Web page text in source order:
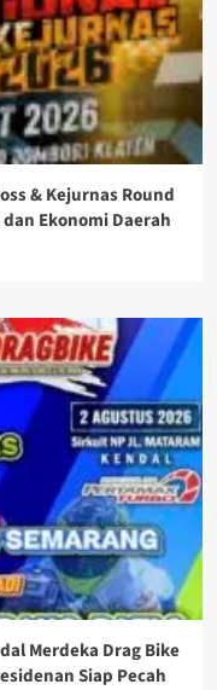
& Kejurnas Round
Ekonomi Daerah
Merdeka Drag Bike
Siap Pecah